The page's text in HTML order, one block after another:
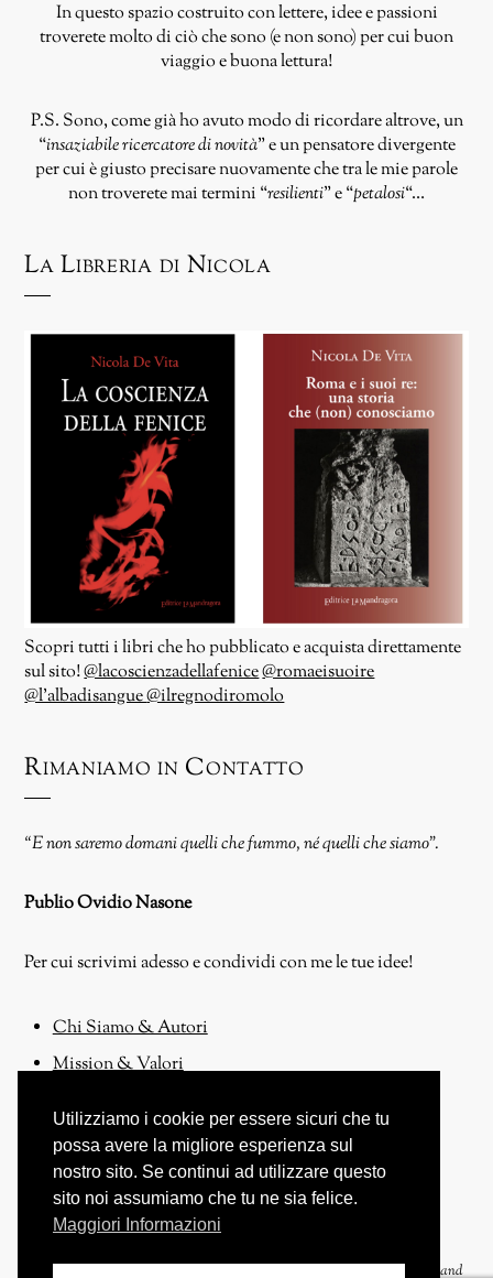
In questo spazio costruito con lettere, idee e passioni
troverete molto di ciò che sono (e non sono) per cui buon
viaggio e buona lettura!
P.S. Sono, come già ho avuto modo di ricordare altrove, un
“insaziabile ricercatore di novità” e un pensatore divergente
per cui è giusto precisare nuovamente che tra le mie parole
non troverete mai termini “resilienti” e “petalosi“…
La Libreria di Nicola
Scopri tutti i libri che ho pubblicato e acquista direttamente
sul sito!@lacoscienzadellafenice@romaeisuoire
@l’albadisangue@ilregnodiromolo
Rimaniamo in Contatto
“E non saremo domani quelli che fummo, né quelli che siamo”.
Publio Ovidio Nasone
Per cui scrivimi adesso e condividi con me le tue idee!
Chi Siamo & Autori
Mission & Valori
Proponi un Articolo!
Copyright © 2017-2026 Nicola De Vita - Tutti i Diritti Riservati. Powered and
Utilizziamo i cookie per essere sicuri che tu
possa avere la migliore esperienza sul
nostro sito. Se continui ad utilizzare questo
sito noi assumiamo che tu ne sia felice.
Maggiori Informazioni